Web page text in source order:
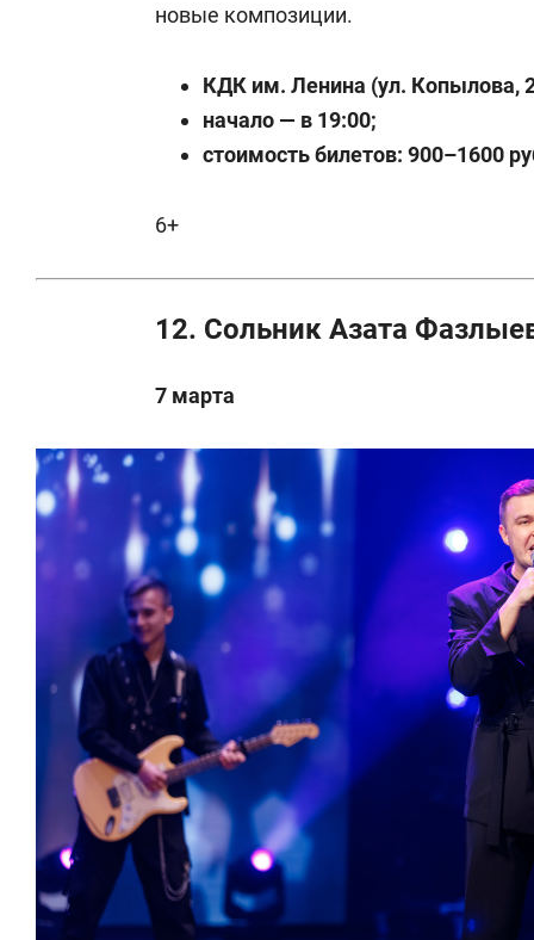
новые композиции.
КДК им. Ленина (ул. Копылова,
начало — в 19:00;
стоимость билетов: 900–1600
6+
12. Сольник Азата
7 марта